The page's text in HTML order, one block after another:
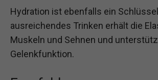
Hydration ist ebenfalls ein
ausreichendes Trinken erhält die
Muskeln und Sehnen und
Gelenkfunktion.